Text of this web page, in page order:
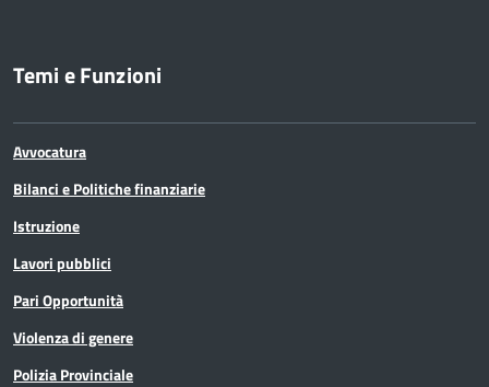
Temi e Funzioni
Avvocatura
Bilanci e Politiche finanziarie
Istruzione
Lavori pubblici
Pari Opportunità
Violenza di genere
Polizia Provinciale